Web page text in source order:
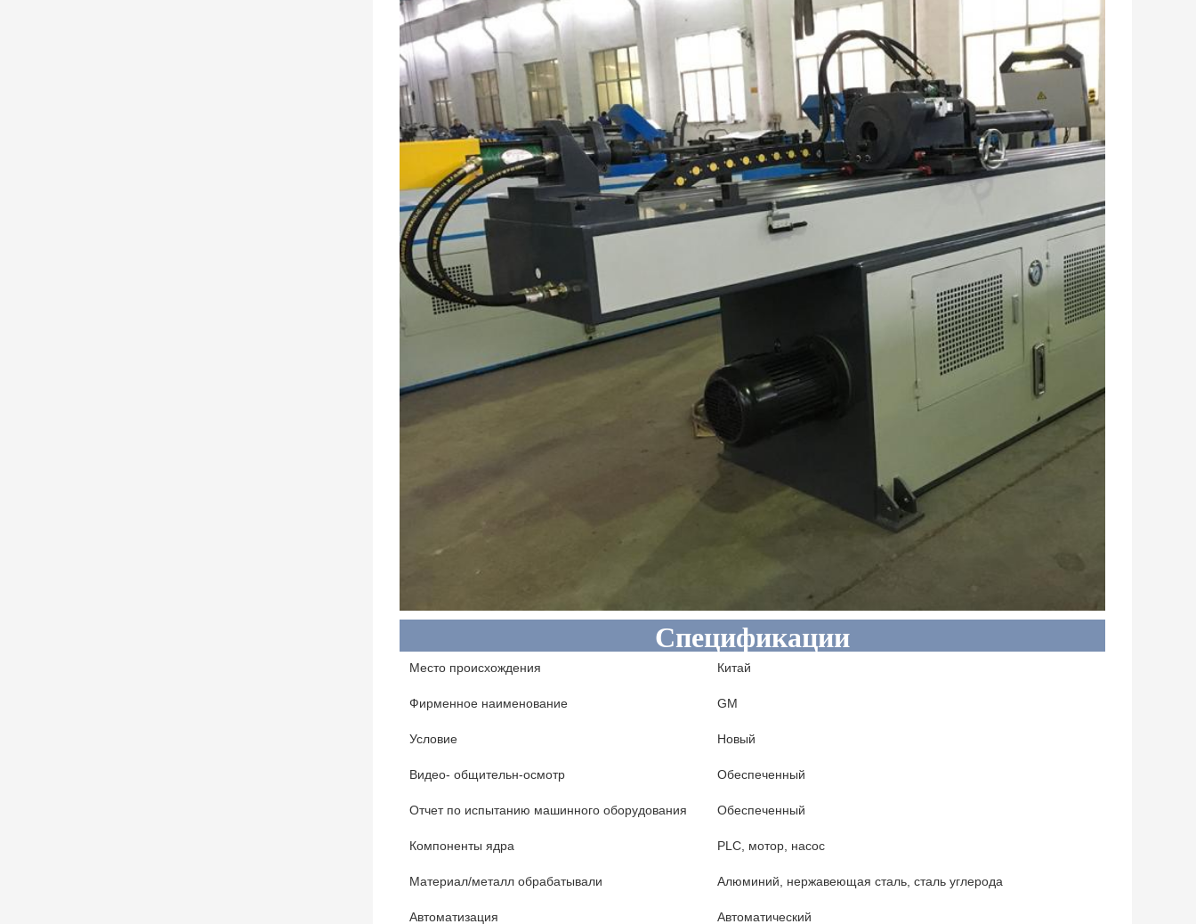
Спецификации
Место происхождения Китай
Фирменное наименование GM
Условие Новый
Видео- общительн-осмотр Обеспеченный
Отчет по испытанию машинного оборудования Обеспеченный
Компоненты ядра PLC, мотор, насос
Материал/металл обрабатывали Алюминий, нержавеющая сталь, сталь углерода
Автоматизация Автоматический